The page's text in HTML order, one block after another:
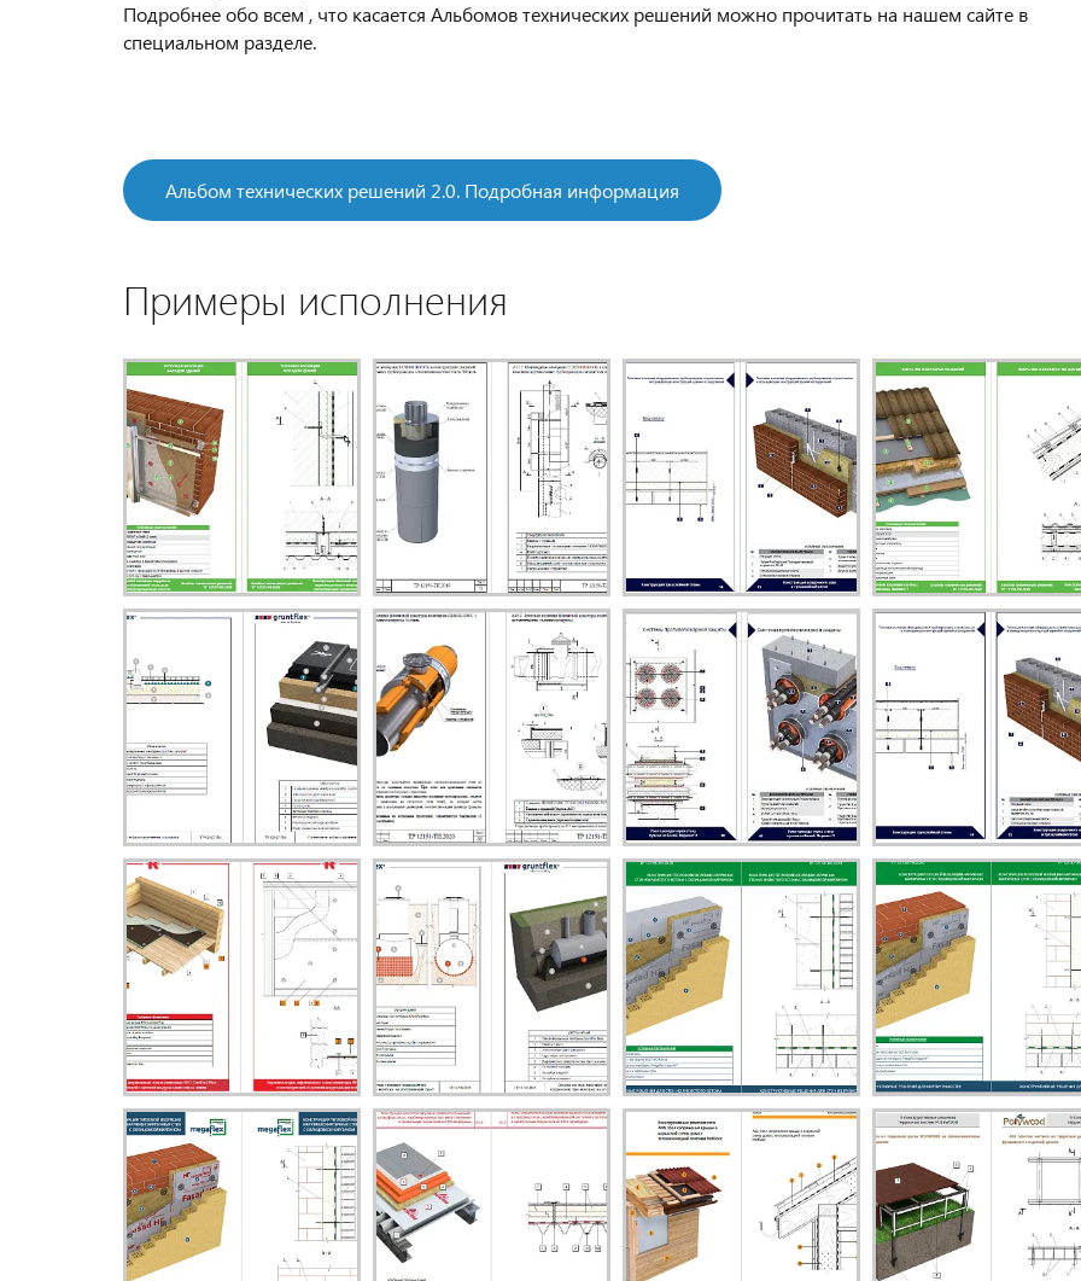
Подробнее обо всем , что касается Альбомов технических решений можно прочитать на нашем сайте в
специальном разделе.
Альбом технических решений 2.0. Подробная информация
Примеры исполнения